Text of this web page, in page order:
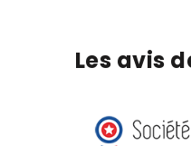
Les avis